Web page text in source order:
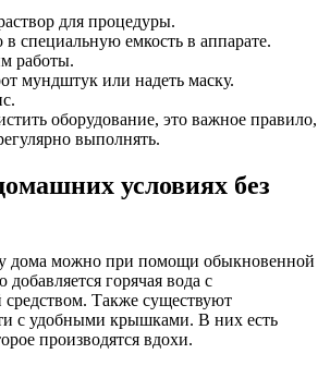
для процедуры.
в специальную емкость в аппарате.
работы.
мундштук или надеть маску.
оборудование, это важное правило,
выполнять.
условиях без
дома можно при помощи обыкновенной
горячая вода с
Также существуют
с удобными крышками. В них есть
производятся вдохи.